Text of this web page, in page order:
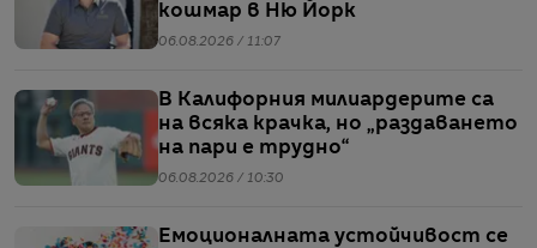
кошмар в Ню Йорк
06.08.2026 / 11:07
В Калифорния милиардерите са
на всяка крачка, но „раздаването
на пари е трудно“
06.08.2026 / 10:30
Емоционалната устойчивост се